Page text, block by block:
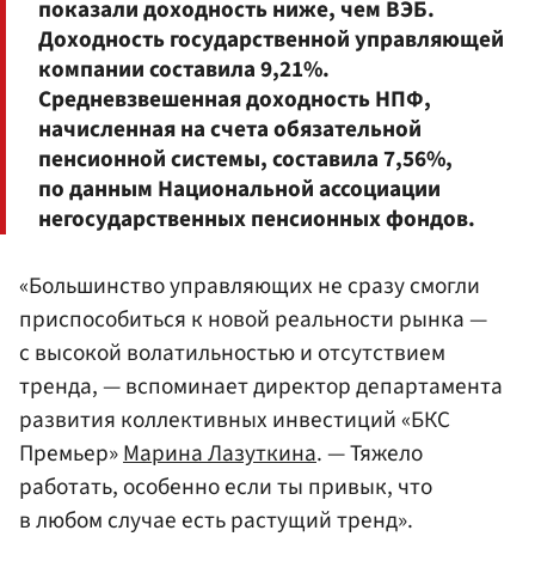
показали доходность ниже, чем ВЭБ.
Доходность государственной управляющей
компании составила 9,21%.
Средневзвешенная доходность НПФ,
начисленная на счета обязательной
пенсионной системы, составила 7,56%,
по данным Национальной ассоциации
негосударственных пенсионных фондов.
«Большинство управляющих не сразу смогли
приспособиться к новой реальности рынка —
с высокой волатильностью и отсутствием
тренда, — вспоминает директор департамента
развития коллективных инвестиций «БКС
Премьер»Марина Лазуткина. — Тяжело
работать, особенно если ты привык, что
в любом случае есть растущий тренд».